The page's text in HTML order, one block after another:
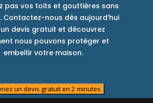
pas vos toits et gouttières sans
Contactez-nous dès aujourd’hui
devis gratuit et découvrez
nous pouvons protéger et
embellir votre maison.
un devis gratuit en 2 minutes